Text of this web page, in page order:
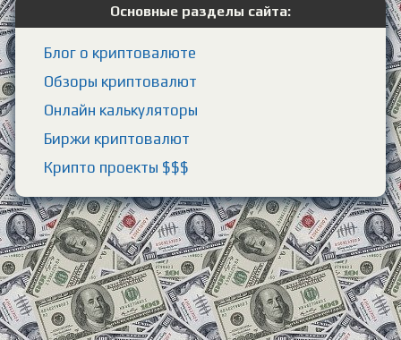
Основные разделы сайта:
Блог о криптовалюте
Обзоры криптовалют
Онлайн калькуляторы
Биржи криптовалют
Крипто проекты $$$